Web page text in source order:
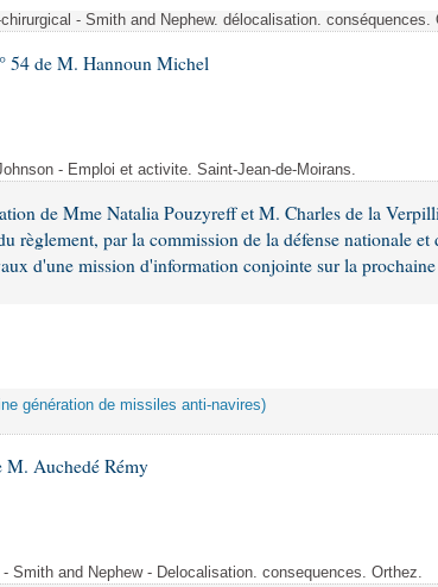
- Smith and Nephew. délocalisation. conséquences.
54 de M. Hannoun Michel
- Emploi et activite. Saint-Jean-de-Moirans.
de Mme Natalia Pouzyreff et M. Charles de la
règlement, par la commission de la défense nationale et
d'une mission d'information conjointe sur la
génération de missiles anti-navires)
M. Auchedé Rémy
Smith and Nephew - Delocalisation. consequences. Orthez.